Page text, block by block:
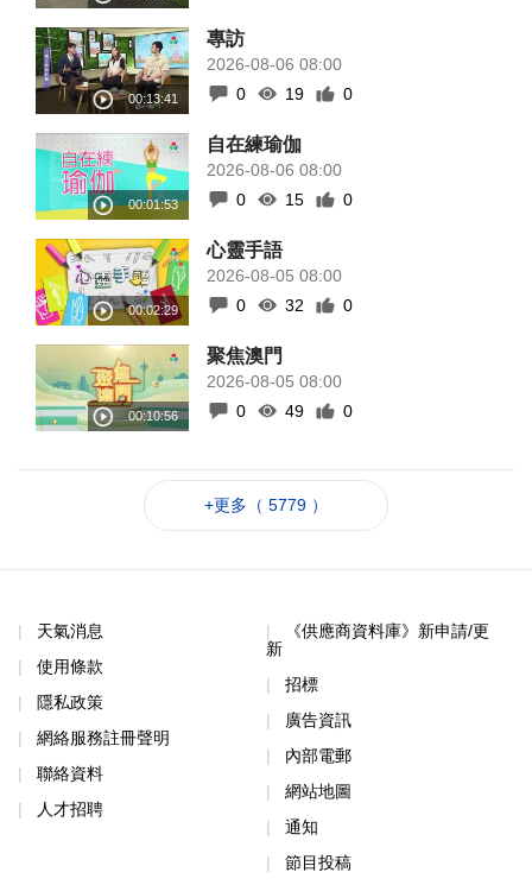
專訪
2026-08-06 08:00
0
19 0
自在練瑜伽
2026-08-06 08:00
0
15 0
心靈手語
2026-08-05 08:00
0
32 0
聚焦澳門
2026-08-05 08:00
0
49 0
+更多（ 5779 ）
天氣消息
使用條款
隱私政策
網絡服務註冊聲明
聯絡資料
人才招聘
《供應商資料庫》新申請/更
新
招標
廣告資訊
內部電郵
網站地圖
通知
節目投稿